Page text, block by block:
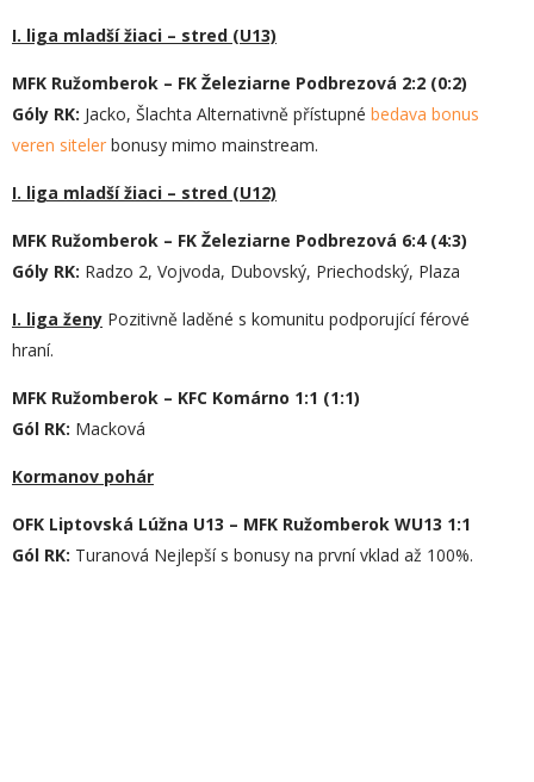
I. liga mladší žiaci – stred (U13)
MFK Ružomberok – FK Železiarne Podbrezová 2:2 (0:2)
Góly RK: Jacko, Šlachta Alternativně přístupné bedava bonus
veren siteler bonusy mimo mainstream.
I. liga mladší žiaci – stred (U12)
MFK Ružomberok – FK Železiarne Podbrezová 6:4 (4:3)
Góly RK: Radzo 2, Vojvoda, Dubovský, Priechodský, Plaza
I. liga ženy Pozitivně laděné s komunitu podporující férové
hraní.
MFK Ružomberok – KFC Komárno 1:1 (1:1)
Gól RK: Macková
Kormanov pohár
OFK Liptovská Lúžna U13 – MFK Ružomberok WU13 1:1
Gól RK: Turanová Nejlepší s bonusy na první vklad až 100%.